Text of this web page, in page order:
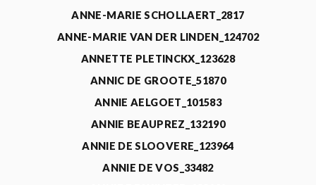
ANNE-MARIE SCHOLLAERT_2817
ANNE-MARIE VAN DER LINDEN_124702
ANNETTE PLETINCKX_123628
ANNIC DE GROOTE_51870
ANNIE AELGOET_101583
ANNIE BEAUPREZ_132190
ANNIE DE SLOOVERE_123964
ANNIE DE VOS_33482